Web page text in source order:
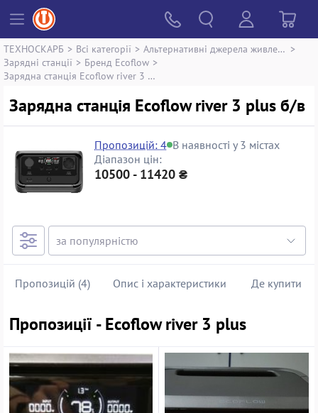
ТЕХНОСКАРБ > Всі категорії > Альтернативні джерела живлення >
Зарядні станції > Бренд Ecoflow >
Зарядна станція Ecoflow river 3 plus
Зарядна станція Ecoflow river 3 plus б/в
Пропозицій: 4 В наявності у 3 містах
Діапазон цін:
10500 - 11420 ₴
Пропозицій (4) Опис і характеристики Де купити
Пропозиції - Ecoflow river 3 plus